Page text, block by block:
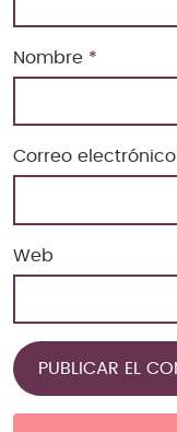
Nombre *
Correo electrónico
Web